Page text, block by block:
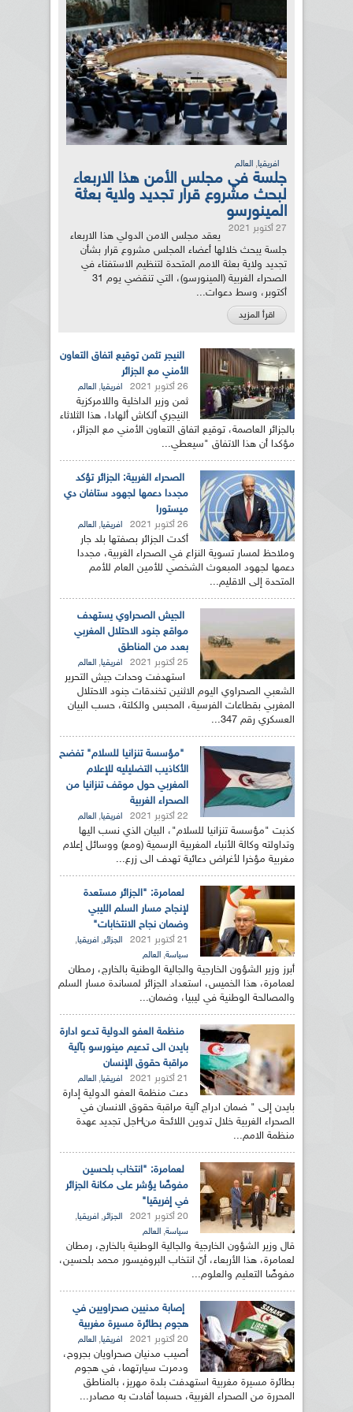
افريقيا, العالم
جلسة في مجلس الأمن هذا الاربعاء
لبحث مشروع قرار تجديد ولاية بعثة
المينورسو
27 أكتوبر 2021
يعقد مجلس الامن الدولي هذا الاربعاء
جلسة يبحث خلالها أعضاء المجلس مشروع قرار بشأن
تجديد ولاية بعثة الامم المتحدة لتنظيم الاستفتاء في
الصحراء الغربية (المينورسو)، التي تنقضي يوم 31
أكتوبر، وسط دعوات...
اقرأ المزيد
النيجر تثمن توقيع اتفاق التعاون
الأمني مع الجزائر
26 أكتوبر 2021 افريقيا, العالم
ثمن وزير الداخلية واللامركزية
النيجري ألكاش ألهادا، هذا الثلاثاء
بالجزائر العاصمة، توقيع اتفاق التعاون الأمني مع الجزائر،
مؤكدا أن هذا الاتفاق "سيعطي...
الصحراء الغربية: الجزائر تؤكد
مجددا دعمها لجهود ستافان دي
ميستورا
26 أكتوبر 2021 افريقيا, العالم
أكدت الجزائر بصفتها بلد جار
وملاحظ لمسار تسوية النزاع في الصحراء الغربية، مجددا
دعمها لجهود المبعوث الشخصي للأمين العام للأمم
المتحدة إلى الاقليم...
الجيش الصحراوي يستهدف
مواقع جنود الاحتلال المغربي
بعدد من المناطق
25 أكتوبر 2021 افريقيا, العالم
استهدفت وحدات جيش التحرير
الشعبي الصحراوي اليوم الاثنين تخندقات جنود الاحتلال
المغربي بقطاعات الفرسية، المحبس والكلتة، حسب البيان
العسكري رقم 347...
"مؤسسة تنزانيا للسلام" تفضح
الأكاذيب التضليليه للإعلام
المغربي حول موقف تنزانيا من
الصحراء الغربية
22 أكتوبر 2021 افريقيا, العالم
كذبت "مؤسسة تنزانيا للسلام"، البيان الذي نسب اليها
وتداولته وكالة الأنباء المغربية الرسمية (ومع) ووسائل إعلام
مغربية مؤخرا لأغراض دعائية تهدف الى زرع...
لعمامرة: "الجزائر مستعدة
لإنجاح مسار السلم الليبي
وضمان نجاح الانتخابات"
21 أكتوبر 2021 الجزائر, افريقيا,
سياسة, العالم
أبرز وزير الشؤون الخارجية والجالية الوطنية بالخارج، رمطان
لعمامرة، هذا الخميس، استعداد الجزائر لمساندة مسار السلم
والمصالحة الوطنية في ليبيا، وضمان...
منظمة العفو الدولية تدعو ادارة
بايدن الى تدعيم مينورسو بآلية
مراقبة حقوق الإنسان
21 أكتوبر 2021 افريقيا, العالم
دعت منظمة العفو الدولية إدارة
بايدن إلى " ضمان ادراج آلية مراقبة حقوق الانسان في
الصحراء الغربية خلال تدوين اللائحة منHجل تجديد عهدة
منظمة الامم...
لعمامرة: "انتخاب بلحسين
مفوضًا يؤشر على مكانة الجزائر
في إفريقيا"
20 أكتوبر 2021 الجزائر, افريقيا,
سياسة, العالم
قال وزير الشؤون الخارجية والجالية الوطنية بالخارج، رمطان
لعمامرة، هذا الأربعاء، أنّ انتخاب البروفيسور محمد بلحسين،
مفوضًا التعليم والعلوم...
إصابة مدنيين صحراويين في
هجوم بطائرة مسيرة مغربية
20 أكتوبر 2021 افريقيا, العالم
أصيب مدنيان صحراويان بجروح،
ودمرت سيارتهما، في هجوم
بطائرة مسيرة مغربية استهدفت بلدة مهريز، بالمناطق
المحررة من الصحراء الغربية، حسبما أفادت به مصادر...